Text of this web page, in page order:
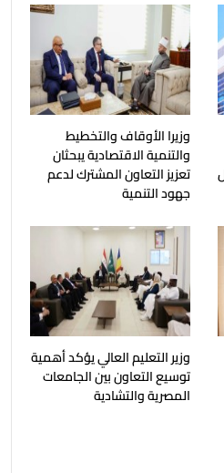
وزيرا الأوقاف والتخطيط
والتنمية الاقتصادية يبحثان
تعزيز التعاون المشترك لدعم
جهود التنمية
وزير التعليم العالي يؤكد أهمية
توسيع التعاون بين الجامعات
المصرية والتشادية